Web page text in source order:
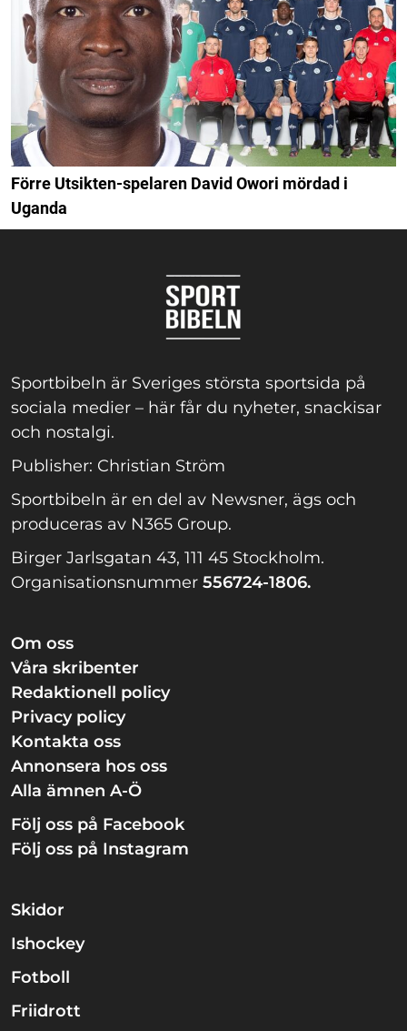
Förre Utsikten-spelaren David Owori mördad i
Uganda
Sportbibeln är Sveriges största sportsida på
sociala medier – här får du nyheter, snackisar
och nostalgi.
Publisher: Christian Ström
Sportbibeln är en del av Newsner, ägs och
produceras av N365 Group.
Birger Jarlsgatan 43, 111 45 Stockholm.
Organisationsnummer 556724-1806.
Om oss
Våra skribenter
Redaktionell policy
Privacy policy
Kontakta oss
Annonsera hos oss
Alla ämnen A-Ö
Följ oss på Facebook
Följ oss på Instagram
Skidor
Ishockey
Fotboll
Friidrott